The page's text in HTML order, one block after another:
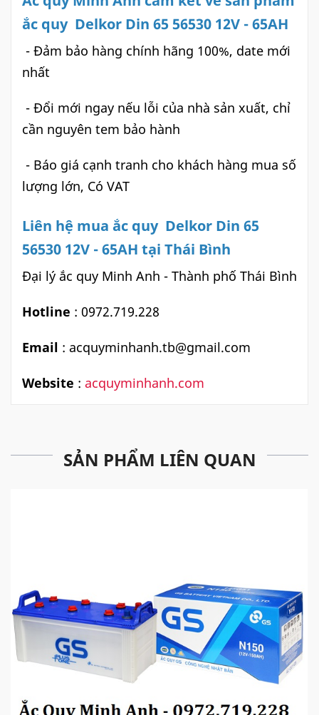
ắc quy Delkor Din 65 56530 12V - 65AH
- Đảm bảo hàng chính hãng 100%, date mới
nhất
- Đổi mới ngay nếu lỗi của nhà sản xuất, chỉ
cần nguyên tem bảo hành
- Báo giá cạnh tranh cho khách hàng mua số
lượng lớn, Có VAT
Liên hệ mua ắc quy Delkor Din 65
56530 12V - 65AH tại Thái Bình
Đại lý ắc quy Minh Anh - Thành phố Thái Bình
Hotline : 0972.719.228
Email : acquyminhanh.tb@gmail.com
Website : acquyminhanh.com
SẢN PHẨM LIÊN QUAN